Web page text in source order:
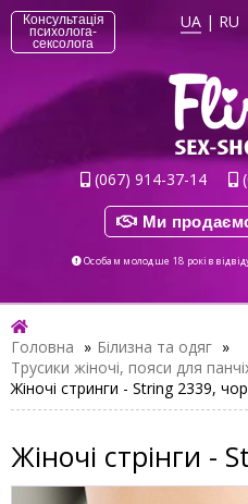
Консультація
психолога-
сексолога
UA | RU
(067) 914-37-14
Ми
Особам молодше 18 років
Головна » Білизна та одяг »
Трусики жіночі, пояси для
Жіночі стринги - String 2339,
Жіночі стрінги -